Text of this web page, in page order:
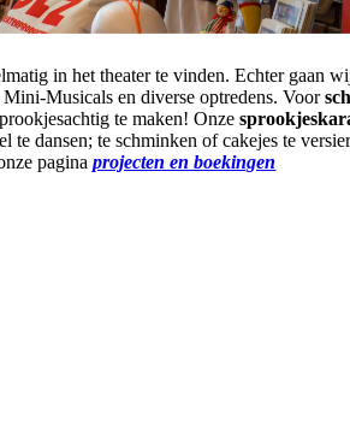
in het theater te vinden. Echter gaan
Musicals en diverse optredens. Voor
te maken! Onze
te dansen; te schminken of cakejes te
paginaprojecten en boekingen